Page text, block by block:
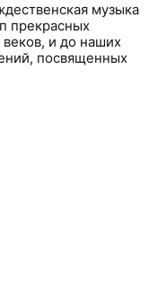
музыка
прекрасных
и до наших
посвященных